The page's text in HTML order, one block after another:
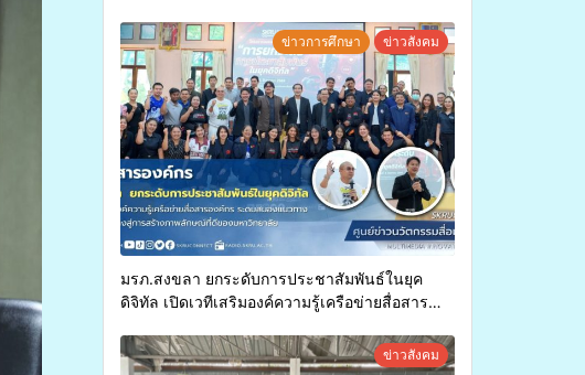
ทุพพลภาพเพื่อเข้ารับบริการสาธารณสุข ลดความ
เหลื่อมล้ำ ยกระดับคุณภาพชีวิตประชาชนอย่าง
ยั่งยืน
ข่าวการศึกษา ข่าวสังคม
มรภ.สงขลา ยกระดับการประชาสัมพันธ์ในยุค
ดิจิทัล เปิดเวทีเสริมองค์ความรู้เครือข่ายสื่อสาร
การสร้างภาพลักษณ์ที่ดีของมหาวิทยาลัยข่าวสังคม